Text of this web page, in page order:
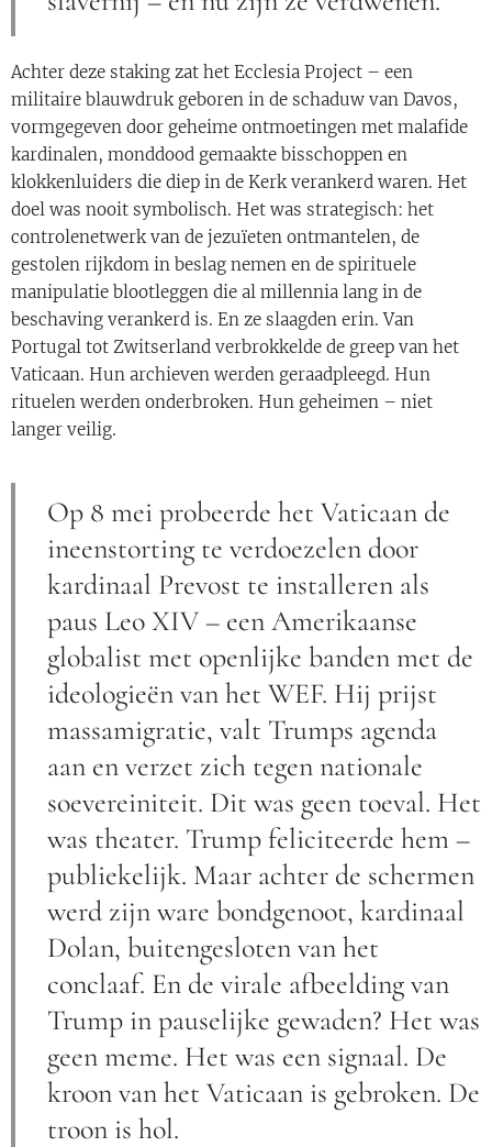
Achter deze staking zat het Ecclesia Project – een
militaire blauwdruk geboren in de schaduw van Davos,
vormgegeven door geheime ontmoetingen met malafide
kardinalen, monddood gemaakte bisschoppen en
klokkenluiders die diep in de Kerk verankerd waren. Het
doel was nooit symbolisch. Het was strategisch: het
controlenetwerk van de jezuïeten ontmantelen, de
gestolen rijkdom in beslag nemen en de spirituele
manipulatie blootleggen die al millennia lang in de
beschaving verankerd is. En ze slaagden erin. Van
Portugal tot Zwitserland verbrokkelde de greep van het
Vaticaan. Hun archieven werden geraadpleegd. Hun
rituelen werden onderbroken. Hun geheimen – niet
langer veilig.
Op 8 mei probeerde het Vaticaan de
ineenstorting te verdoezelen door
kardinaal Prevost te installeren als
paus Leo XIV – een Amerikaanse
globalist met openlijke banden met de
ideologieën van het WEF. Hij prijst
massamigratie, valt Trumps agenda
aan en verzet zich tegen nationale
soevereiniteit. Dit was geen toeval. Het
was theater. Trump feliciteerde hem –
publiekelijk. Maar achter de schermen
werd zijn ware bondgenoot, kardinaal
Dolan, buitengesloten van het
conclaaf. En de virale afbeelding van
Trump in pauselijke gewaden? Het was
geen meme. Het was een signaal. De
kroon van het Vaticaan is gebroken. De
troon is hol.